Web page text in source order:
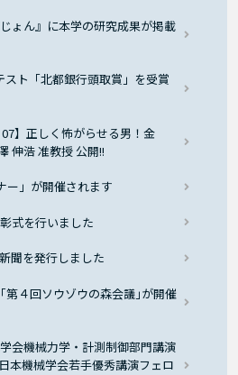
ょん』に本学の研究成果が掲載
スト「北都銀行頭取賞」を受賞
07】正しく怖がらせる男！金
伸浩 准教授 公開!!
ー」が開催されます
式を行いました
聞を発行しました
第４回ソウゾウの森会議｣が開催
会機械力学・計測制御部門講演
本機械学会若手優秀講演フェロ